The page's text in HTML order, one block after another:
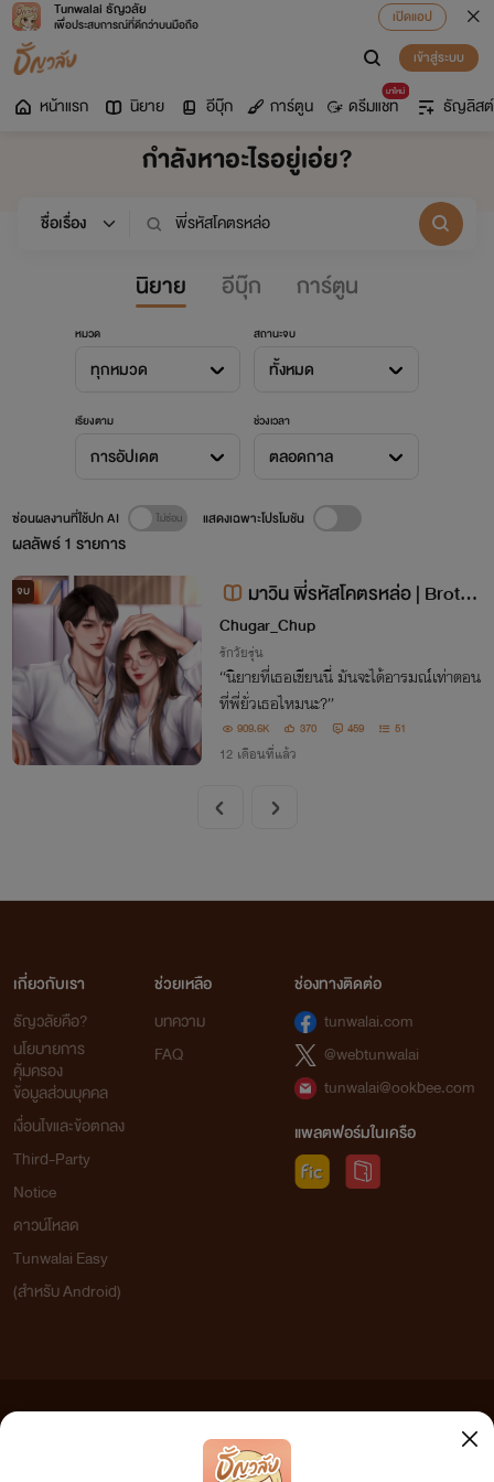
Tunwalai ธัญวลัย
เพื่อประสบการณ์ที่ดีกว่าบนมือถือ
เปิดแอป
เข้าสู่ระบบ
หน้าแรก นิยาย อีบุ๊ก การ์ตูน
มาใหม่
ดรีมแชท ธัญลิสต์
กำลังหาอะไรอยู่เอ่ย?
นิยาย อีบุ๊ก การ์ตูน
หมวด
ทุกหมวด
สถานะจบ
ทั้งหมด
เรียงตาม
การอัปเดต
ช่วงเวลา
ตลอดกาล
ผลลัพธ์1 รายการ
ซ่อนผลงานที่ใช้ปก AI แสดงเฉพาะโปรโมชัน
จบ
มาวิน พี่รหัสโคตรหล่อ | Brothe
r Love
Chugar_Chup
รักวัยรุ่น
“นิยายที่เธอเขียนนี่ มันจะได้อารมณ์เท่าตอน
ที่พี่ยั่วเธอไหมนะ?”
909.6K 370 459 51
12 เดือนที่แล้ว
เกี่ยวกับเรา
ธัญวลัยคือ?
นโยบายการ
คุ้มครอง
ข้อมูลส่วนบุคคล
เงื่อนไขและข้อตกลง
Third-Party
Notice
ดาวน์โหลด
Tunwalai Easy
(สำหรับ Android)
ช่วยเหลือ
บทความ
FAQ
ช่องทางติดต่อ
tunwalai.com
@webtunwalai
tunwalai@ookbee.com
แพลตฟอร์มในเครือ
เว็บไซต์แห่งนี้ไม่ได้เห็นด้วยและไม่ขอรับผิดชอบต่อข้อความใดๆ ทั้งสิ้น ดังนั้นผู้อ่านทุกท่านโปรดใช้
วิจารณญาณในการกลั่นกรองด้วยตนเอง และหากท่านพบข้อความใดๆ ที่ขัดต่อกฎหมายและศีลธรรม